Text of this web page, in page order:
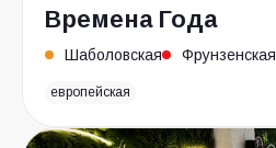
Времена Года
Шаболовская Фрунзенская
европейская